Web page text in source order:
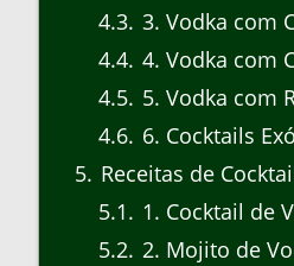
4.3 3. Vodka com
4.4 4. Vodka com
4.5 5. Vodka com
4.6 6. Cocktails
5 Receitas de
5.1
1. Cocktail de
5.2 2. Mojito de